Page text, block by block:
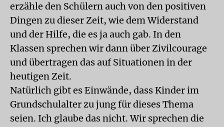
erzähle den Schülern auch von den positiven
Dingen zu dieser Zeit, wie dem Widerstand
und der Hilfe, die es ja auch gab. In den
Klassen sprechen wir dann über Zivilcourage
und übertragen das auf Situationen in der
heutigen Zeit.
Natürlich gibt es Einwände, dass Kinder im
Grundschulalter zu jung für dieses Thema
seien. Ich glaube das nicht. Wir sprechen die